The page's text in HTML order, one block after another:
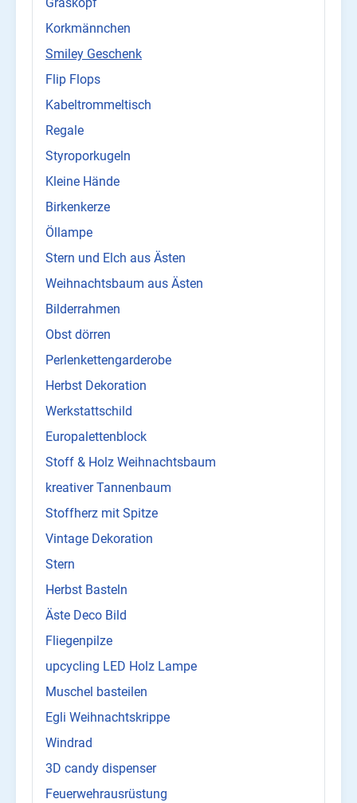
Korkmännchen
Smiley Geschenk
Flip Flops
Kabeltrommeltisch
Regale
Styroporkugeln
Kleine Hände
Birkenkerze
Öllampe
Stern und Elch aus Ästen
Weihnachtsbaum aus Ästen
Bilderrahmen
Obst dörren
Perlenkettengarderobe
Herbst Dekoration
Werkstattschild
Europalettenblock
Stoff & Holz Weihnachtsbaum
kreativer Tannenbaum
Stoffherz mit Spitze
Vintage Dekoration
Stern
Herbst Basteln
Äste Deco Bild
Fliegenpilze
upcycling LED Holz Lampe
Muschel basteilen
Egli Weihnachtskrippe
Windrad
3D candy dispenser
Feuerwehrausrüstung